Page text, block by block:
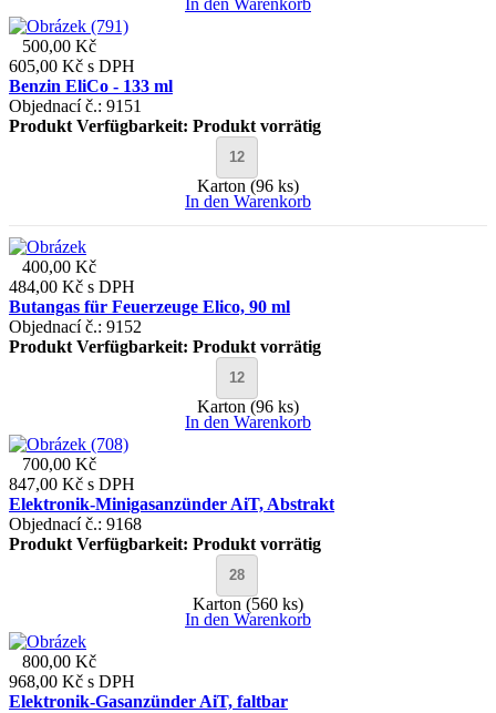
500,00 Kč
605,00 Kč s DPH
Benzin EliCo - 133 ml
Objednací č.: 9151
Produkt Verfügbarkeit: Produkt vorrätig
Karton (96 ks)
In den Warenkorb
400,00 Kč
484,00 Kč s DPH
Butangas für Feuerzeuge Elico, 90 ml
Objednací č.: 9152
Produkt Verfügbarkeit: Produkt vorrätig
Karton (96 ks)
In den Warenkorb
700,00 Kč
847,00 Kč s DPH
Elektronik-Minigasanzünder AiT, Abstrakt
Objednací č.: 9168
Produkt Verfügbarkeit: Produkt vorrätig
Karton (560 ks)
In den Warenkorb
800,00 Kč
968,00 Kč s DPH
Elektronik-Gasanzünder AiT, faltbar